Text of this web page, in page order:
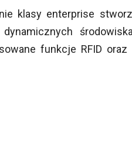
klasy enterprise
funkcje RFID